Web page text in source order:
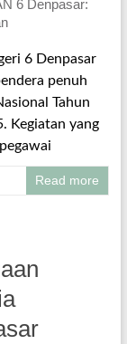
6 Denpasar
penuh
Tahun
Kegiatan yang
Read more